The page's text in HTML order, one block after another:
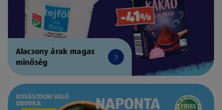
Alacsony árak magas
minőség